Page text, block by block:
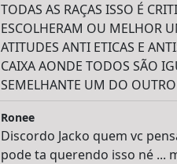
TODAS AS RAÇAS ISSO É
ESCOLHERAM OU MELHOR
ATITUDES ANTI ETICAS E
CAIXA AONDE TODOS SÃO
SEMELHANTE UM DO
Ronee
Discordo Jacko quem vc
pode ta querendo isso né ...